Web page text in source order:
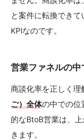
と案件に転換でき
KPIなのです。
営業ファネルの
商談化率を正しく理
ご）全体の中での位
的なBtoB営業は、
きます。